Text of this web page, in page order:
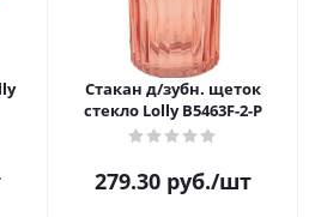
Стакан д/зубн. щеток
стекло Lolly B5463F-2-P
279.30руб./шт